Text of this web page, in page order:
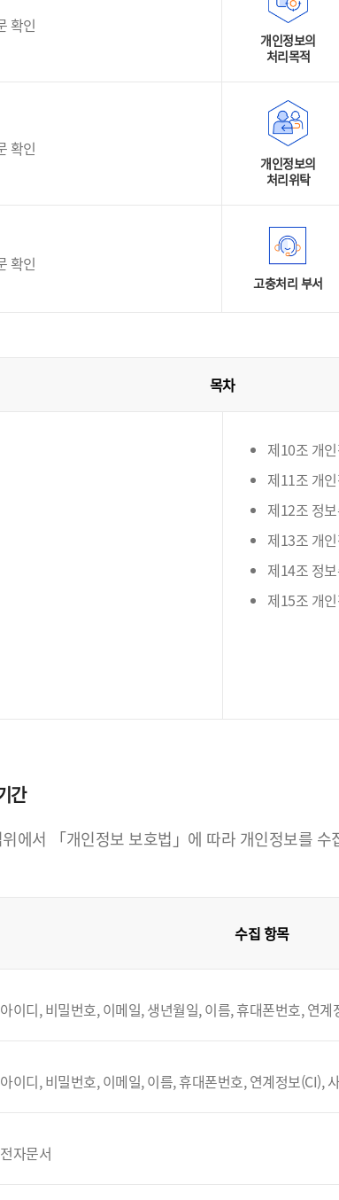
확인
개인정보의
처리목적
확인
개인정보의
처리위탁
확인
고충처리 부서
목차
제10조 개
제11조 개
제12조 정
제13조 개
제14조 정
제15조 개
간
에서 「개인정보 보호법」에 따라 개인정보를
수집 항목
아이디, 비밀번호, 이메일, 생년월일, 이름, 휴대폰번호, 연
아이디, 비밀번호, 이메일, 이름, 휴대폰번호, 연계정보(CI),
전자문서